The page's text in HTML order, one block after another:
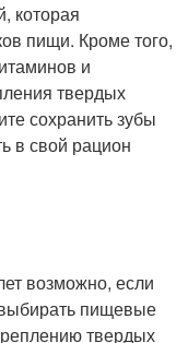
которая
пищи. Кроме того,
и
твердых
сохранить зубы
в свой рацион
возможно, если
пищевые
твердых